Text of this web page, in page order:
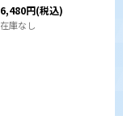
6,480円(税込)
在庫なし